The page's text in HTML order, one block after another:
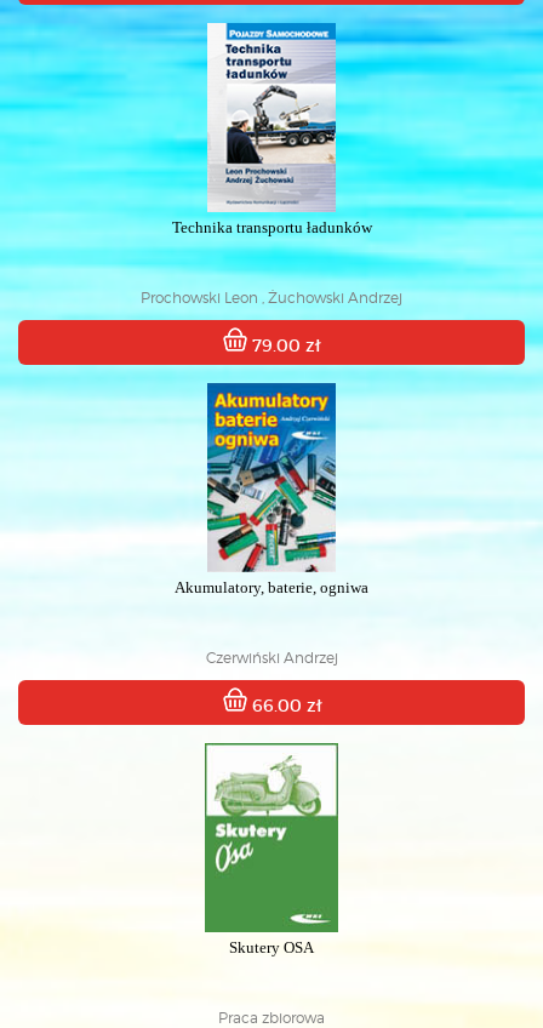
Technika transportu ładunków
Prochowski Leon , Żuchowski Andrzej
79.00 zł
Akumulatory, baterie, ogniwa
Czerwiński Andrzej
66.00 zł
Skutery OSA
Praca zbiorowa